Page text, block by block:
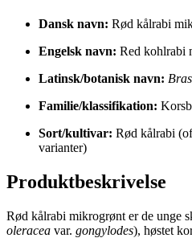
Dansk navn: Rød kålrabi
Engelsk navn: Red kohlrabi
Latinsk/botanisk navn:
Familie/klassifikation:
Sort/kultivar: Rød kålrabi
varianter)
Produktbeskrivelse
Rød kålrabi mikrogrønt er de unge
oleracea var. gongylodes), høstet